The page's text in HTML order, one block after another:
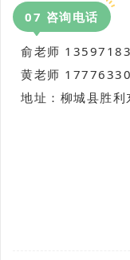
07 咨询电话
俞老师
黄老师
地址：柳城县胜